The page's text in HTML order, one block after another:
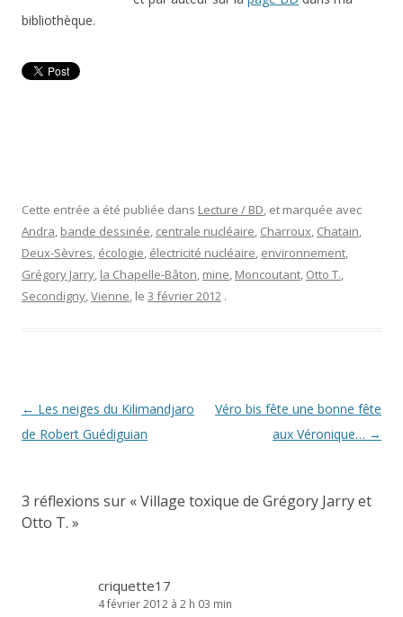
bibliothèque.
Cette entrée a été publiée dans Lecture / BD, et marquée avec
Andra, bande dessinée, centrale nucléaire, Charroux, Chatain,
Deux-Sèvres, écologie, électricité nucléaire, environnement,
Grégory Jarry, la Chapelle-Bâton, mine, Moncoutant, Otto T.,
Secondigny,Vienne, le 3 février 2012 .
Navigation
des
← Les neiges du Kilimandjaro
de Robert Guédiguian
Véro bis fête une bonne fête
aux Véronique… →
3 réflexions sur «Village toxique de Grégory Jarry et
Otto T. »
criquette17
4 février 2012 à 2 h 03 min